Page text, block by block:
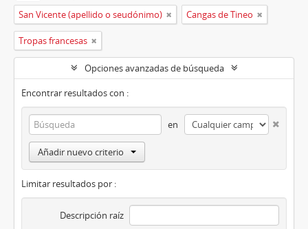
San Vicente (apellido o seudónimo) Cangas de Tineo
Tropas francesas
Opciones avanzadas de búsqueda
Encontrar resultados con :
en
Añadir nuevo criterio
Limitar resultados por :
Descripción raíz